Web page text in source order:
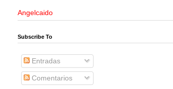
Angelcaido
Subscribe To
Entradas
Comentarios